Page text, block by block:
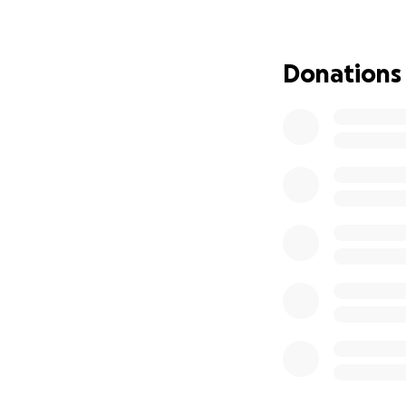
den Olaf mit
indem wir den
Donations